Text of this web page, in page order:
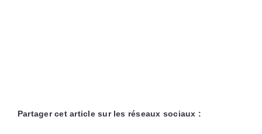
Partager cet article sur les réseaux sociaux :